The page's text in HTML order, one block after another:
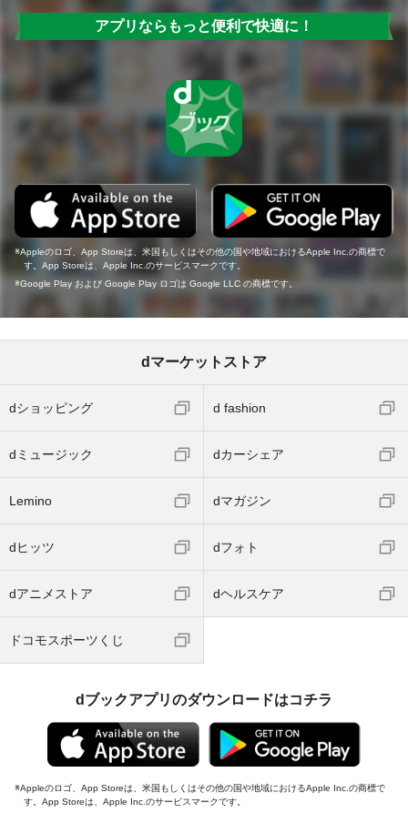
アプリならもっと便利で快適に！
Appleのロゴ、App Storeは、米国もしくはその他の国や地域におけるApple Inc.の商標で
す。App Storeは、Apple Inc.のサービスマークです。
Google Play および Google Play ロゴは Google LLC の商標です。
dマーケットストア
dショッピング d fashion
dミュージック dカーシェア
Lemino dマガジン
dヒッツ dフォト
dアニメストア dヘルスケア
ドコモスポーツくじ
dブックアプリのダウンロードはコチラ
Appleのロゴ、App Storeは、米国もしくはその他の国や地域におけるApple Inc.の商標で
す。App Storeは、Apple Inc.のサービスマークです。